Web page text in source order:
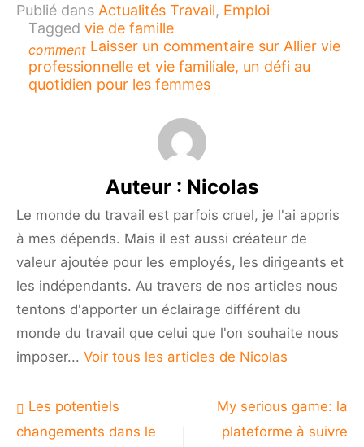
Publié dans Actualités Travail, Emploi
Tagged vie de famille
comment Laisser un commentaire sur Allier vie
professionnelle et vie familiale, un défi au
quotidien pour les femmes
Auteur : Nicolas
Le monde du travail est parfois cruel, je l'ai appris
à mes dépends. Mais il est aussi créateur de
valeur ajoutée pour les employés, les dirigeants et
les indépendants. Au travers de nos articles nous
tentons d'apporter un éclairage différent du
monde du travail que celui que l'on souhaite nous
imposer... Voir tous les articles de Nicolas
Navigation
de
Les potentiels
changements dans le
My serious game: la
plateforme à suivre